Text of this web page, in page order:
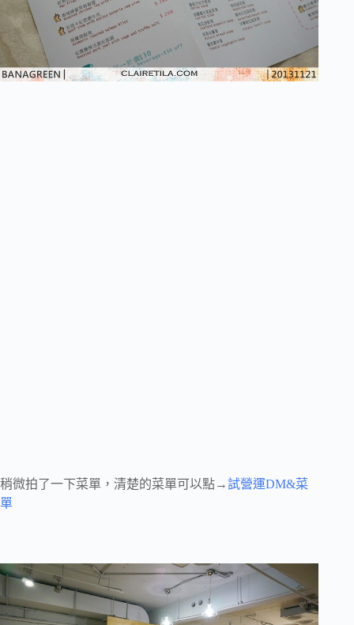
稍微拍了一下菜單，清楚的菜單可以點→試營運DM&菜
單